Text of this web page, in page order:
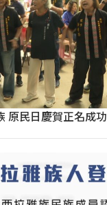
原民日慶賀正名成功